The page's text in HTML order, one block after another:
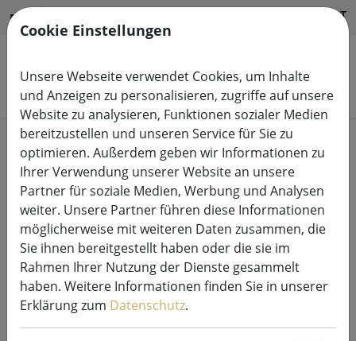
DE HILFE & SUPPORT
Produkte suchen
Start Lichterketten Systeme 24V LED Top-Line
Sirius Top-Line System Ultra
Cluster Lights Starter Set 400 LED
warmweiß 3m schwarz
Cookie Einstellungen
Unsere Webseite verwendet Cookies, um Inhalte
und Anzeigen zu personalisieren, zugriffe auf unsere
Website zu analysieren, Funktionen sozialer Medien
bereitzustellen und unseren Service für Sie zu
optimieren. Außerdem geben wir Informationen zu
Ihrer Verwendung unserer Website an unsere
Partner für soziale Medien, Werbung und Analysen
weiter. Unsere Partner führen diese Informationen
möglicherweise mit weiteren Daten zusammen, die
Sie ihnen bereitgestellt haben oder die sie im
Rahmen Ihrer Nutzung der Dienste gesammelt
haben. Weitere Informationen finden Sie in unserer
Erklärung zum Datenschutz.